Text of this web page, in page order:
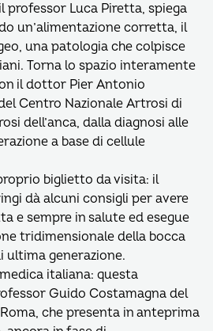
professor Luca Piretta, spiega
un’alimentazione corretta, il
una patologia che colpisce
Torna lo spazio interamente
il dottor Pier Antonio
Centro Nazionale Artrosi di
dell’anca, dalla diagnosi alle
a base di cellule
biglietto da visita: il
dà alcuni consigli per avere
e sempre in salute ed esegue
tridimensionale della bocca
generazione.
italiana: questa
Guido Costamagna del
che presenta in anteprima